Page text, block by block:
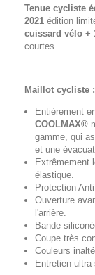
Tenue cycliste
2021 édition
cuissard vélo +
courtes.
Maillot cycliste :
Entièrement
COOLMAX®
gamme, qui
et une
Extrêmement
élastique.
Protection
Ouverture
l'arrière.
Bande
Coupe très
Couleurs
Entretien